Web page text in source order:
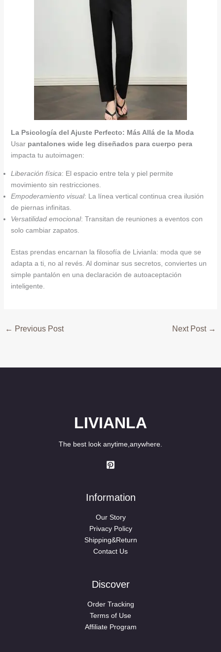
La Psicología del Ajuste Perfecto: Más Allá de la Moda
Usar pantalones wide leg diseñados para cuerpo pera
impacta tu autoimagen:
Liberación física: El espacio entre tela y piel permite
movimiento sin restricciones.
Empoderamiento visual: La línea vertical continua crea ilusión
de piernas infinitas.
Versatilidad emocional: Transitan de reuniones a eventos con
solo cambiar zapatos.
Estas prendas encarnan la filosofía de Livianla: moda que se
adapta a ti, no al revés. Al dominar sus secretos, conviertes un
simple pantalón en una declaración de autoaceptación
inteligente.
← Previous Post Next Post →
LIVIANLA
The best look anytime,anywhere.
Information
Our Story
Privacy Policy
Shipping&Return
Contact Us
Discover
Order Tracking
Terms of Use
Affiliate Program